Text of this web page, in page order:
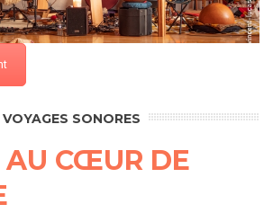
VOYAGES SONORES
AU CŒUR DE